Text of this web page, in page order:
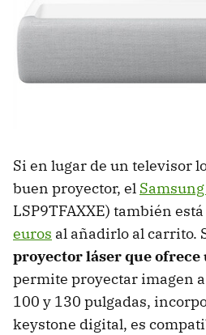
Si en lugar de un televisor
buen proyector, el
LSP9TFAXXE) también
euros al añadirlo al carrito.
proyector láser que
permite proyectar imagen
100 y 130 pulgadas,
keystone digital, es